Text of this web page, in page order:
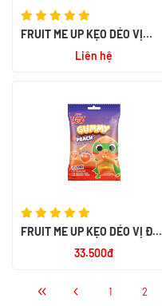
FRUIT ME UP KẸO DẺO VỊ
Liên hệ
FRUIT ME UP KẸO DẺO VỊ ĐÀO
33.500đ
1 2